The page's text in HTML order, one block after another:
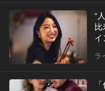
“
イ
ラ